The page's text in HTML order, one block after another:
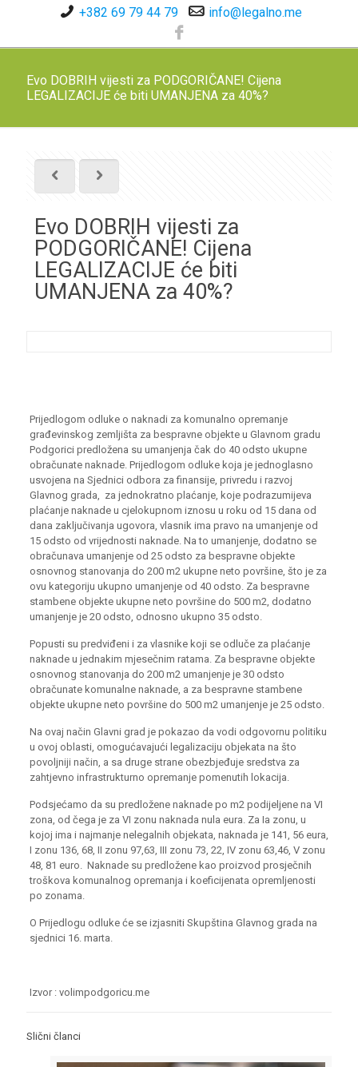
+382 69 79 44 79 info@legalno.me
Evo DOBRIH vijesti za PODGORIČANE! Cijena
LEGALIZACIJE će biti UMANJENA za 40%?
Evo DOBRIH vijesti za
PODGORIČANE! Cijena
LEGALIZACIJE će biti
UMANJENA za 40%?
Prijedlogom odluke o naknadi za komunalno opremanje
građevinskog zemljišta za bespravne objekte u Glavnom gradu
Podgorici predložena su umanjenja čak do 40 odsto ukupne
obračunate naknade. Prijedlogom odluke koja je jednoglasno
usvojena na Sjednici odbora za finansije, privredu i razvoj
Glavnog grada, za jednokratno plaćanje, koje podrazumijeva
plaćanje naknade u cjelokupnom iznosu u roku od 15 dana od
dana zaključivanja ugovora, vlasnik ima pravo na umanjenje od
15 odsto od vrijednosti naknade. Na to umanjenje, dodatno se
obračunava umanjenje od 25 odsto za bespravne objekte
osnovnog stanovanja do 200 m2 ukupne neto površine, što je za
ovu kategoriju ukupno umanjenje od 40 odsto. Za bespravne
stambene objekte ukupne neto površine do 500 m2, dodatno
umanjenje je 20 odsto, odnosno ukupno 35 odsto.
Popusti su predviđeni i za vlasnike koji se odluče za plaćanje
naknade u jednakim mjesečnim ratama. Za bespravne objekte
osnovnog stanovanja do 200 m2 umanjenje je 30 odsto
obračunate komunalne naknade, a za bespravne stambene
objekte ukupne neto površine do 500 m2 umanjenje je 25 odsto.
Na ovaj način Glavni grad je pokazao da vodi odgovornu politiku
u ovoj oblasti, omogućavajući legalizaciju objekata na što
povoljniji način, a sa druge strane obezbjeđuje sredstva za
zahtjevno infrastrukturno opremanje pomenutih lokacija.
Podsjećamo da su predložene naknade po m2 podijeljene na VI
zona, od čega je za VI zonu naknada nula eura. Za Ia zonu, u
kojoj ima i najmanje nelegalnih objekata, naknada je 141, 56 eura,
I zonu 136, 68, II zonu 97,63, III zonu 73, 22, IV zonu 63,46, V zonu
48, 81 euro. Naknade su predložene kao proizvod prosječnih
troškova komunalnog opremanja i koeficijenata opremljenosti
po zonama.
O Prijedlogu odluke će se izjasniti Skupština Glavnog grada na
sjednici 16. marta.
Izvor : volimpodgoricu.me
Slični članci